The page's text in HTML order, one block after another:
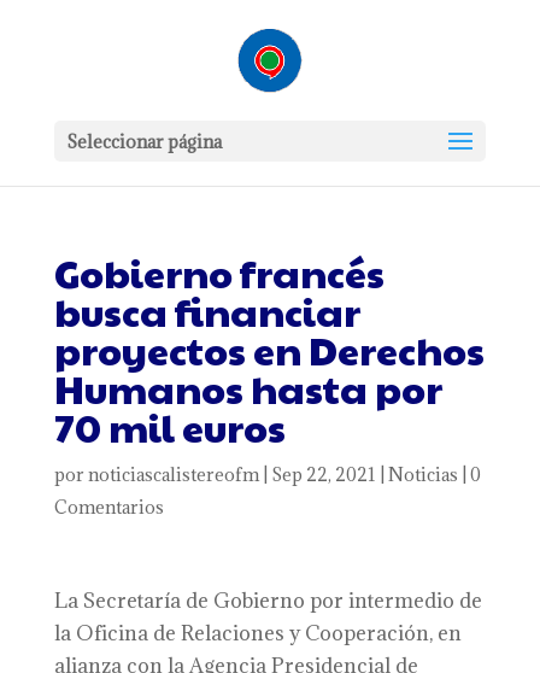
Seleccionar página
Gobierno francés
busca financiar
proyectos en Derechos
Humanos hasta por
70 mil euros
por noticiascalistereofm| Sep 22, 2021 Noticias 0
Comentarios
La Secretaría de Gobierno por intermedio de
la Oficina de Relaciones y Cooperación, en
alianza con la Agencia Presidencial de